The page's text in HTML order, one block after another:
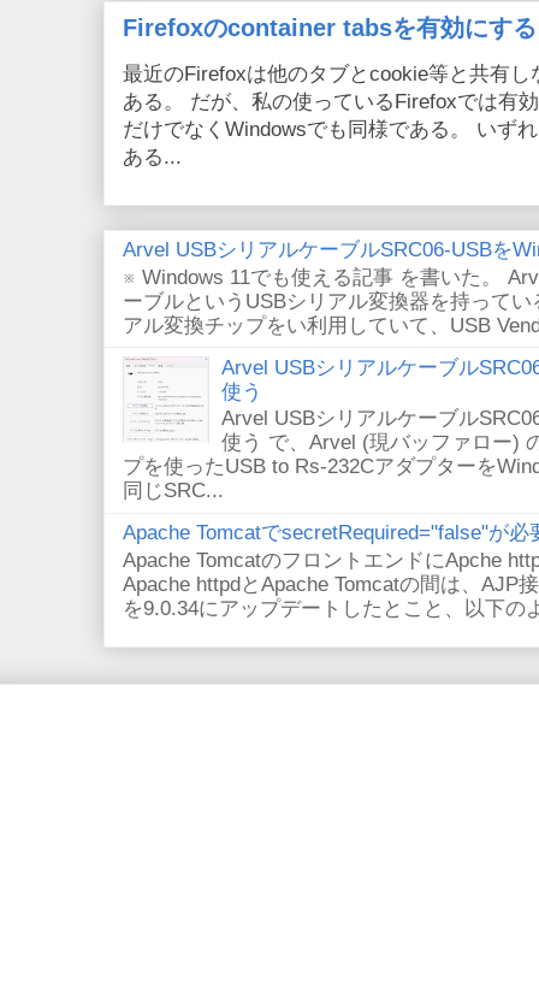
Firefoxのcontainer tabsを有効にする
最近のFirefoxは他のタブとcookie等と共有
ある。 だが、私の使っているFirefoxでは有
だけでなくWindowsでも同様である。 いず
ある...
Arvel USBシリアルケーブルSRC06-USBを
※ Windows 11でも使える記事 を書いた。
ーブルというUSBシリアル変換器を持って
アル変換チップをい利用していて、USB
Arvel USBシリアルケーブル
使う
Arvel USBシリアルケーブル
使う で、Arvel (現バッファロー)
プを使ったUSB to Rs-232Cアダプターを
同じSRC...
Apache TomcatでsecretRequired="false"が必
Apache TomcatのフロントエンドにApche
Apache httpdとApache Tomcatの間は、AJP
を9.0.34にアップデートしたとこと、以下の